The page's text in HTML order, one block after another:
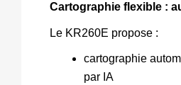
Cartographie flexible :
Le KR260E propose :
cartographie
par IA